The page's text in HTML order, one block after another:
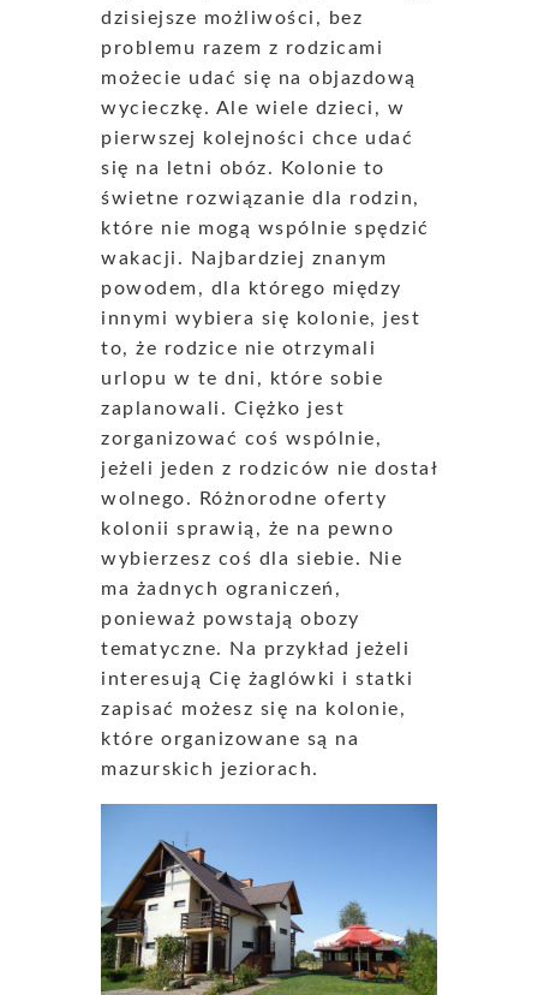
dzisiejsze możliwości, bez
problemu razem z rodzicami
możecie udać się na objazdową
wycieczkę. Ale wiele dzieci, w
pierwszej kolejności chce udać
się na letni obóz. Kolonie to
świetne rozwiązanie dla rodzin,
które nie mogą wspólnie spędzić
wakacji. Najbardziej znanym
powodem, dla którego między
innymi wybiera się kolonie, jest
to, że rodzice nie otrzymali
urlopu w te dni, które sobie
zaplanowali. Ciężko jest
zorganizować coś wspólnie,
jeżeli jeden z rodziców nie dostał
wolnego. Różnorodne oferty
kolonii sprawią, że na pewno
wybierzesz coś dla siebie. Nie
ma żadnych ograniczeń,
ponieważ powstają obozy
tematyczne. Na przykład jeżeli
interesują Cię żaglówki i statki
zapisać możesz się na kolonie,
które organizowane są na
mazurskich jeziorach.